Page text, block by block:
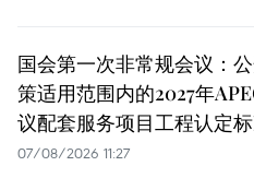
国会第一次非常规会议：
策适用范围内的2027年
议配套服务项目工程认定
07/08/2026 11:27